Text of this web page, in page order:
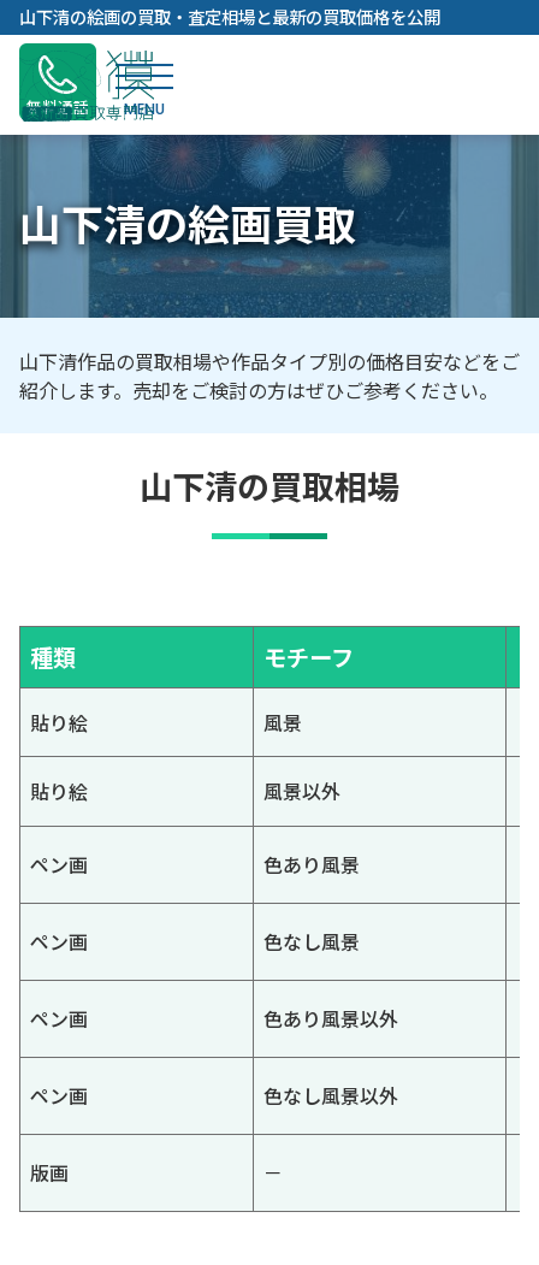
内
容
キ
ッ
プ
山下清の絵画の買取・査定相場と最新の買取価格を公開
無料通話
山下清の絵画買取
山下清作品の買取相場や作品タイプ別の価格目安などをご
紹介します。売却をご検討の方はぜひご参考ください。
山下清の買取相場
種類 モチーフ
貼り絵 風景
貼り絵 風景以外
ペン画 色あり風景
ペン画 色なし風景
ペン画 色あり風景以外
ペン画 色なし風景以外
版画 －